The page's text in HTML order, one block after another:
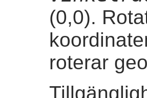
(0,0).
roterar